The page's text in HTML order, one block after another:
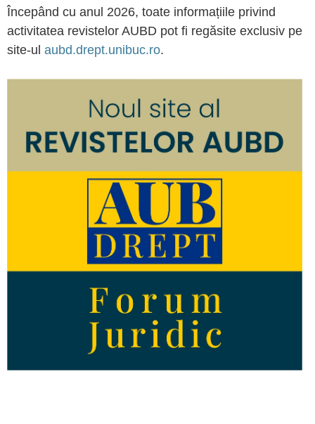
Începând cu anul 2026, toate informațiile privind
activitatea revistelor AUBD pot fi regăsite exclusiv pe
site-ul aubd.drept.unibuc.ro.